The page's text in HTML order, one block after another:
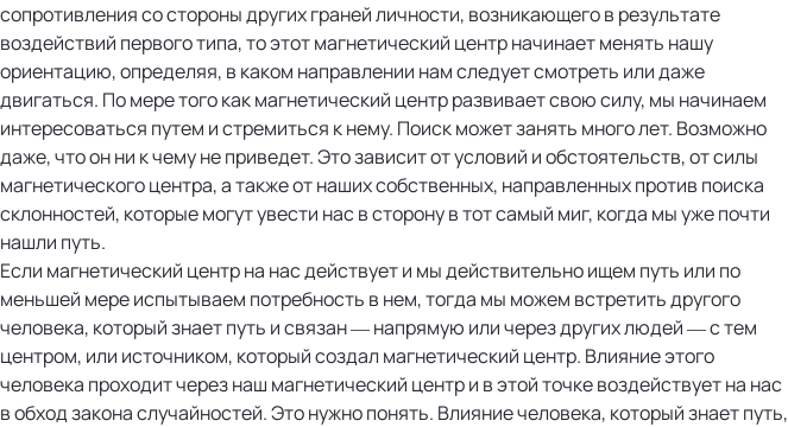
сопротивления со стороны других граней личности, возникающего в результате
воздействий первого типа, то этот магнетический центр начинает менять нашу
ориентацию, определяя, в каком направлении нам следует смотреть или даже
двигаться. По мере того как магнетический центр развивает свою силу, мы начинаем
интересоваться путем и стремиться к нему. Поиск может занять много лет. Возможно
даже, что он ни к чему не приведет. Это зависит от условий и обстоятельств, от силы
магнетического центра, а также от наших собственных, направленных против поиска
склонностей, которые могут увести нас в сторону в тот самый миг, когда мы уже почти
нашли путь.
Если магнетический центр на нас действует и мы действительно ищем путь или по
меньшей мере испытываем потребность в нем, тогда мы можем встретить другого
человека, который знает путь и связан — напрямую или через других людей — с тем
центром, или источником, который создал магнетический центр. Влияние этого
человека проходит через наш магнетический центр и в этой точке воздействует на нас
в обход закона случайностей. Это нужно понять. Влияние человека, который знает путь,